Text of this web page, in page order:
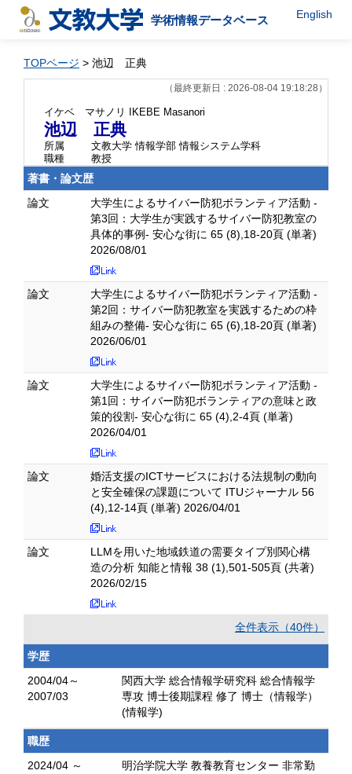
学術情報データベース English
TOPページ > 池辺 正典
（最終更新日 : 2026-08-04 19:18:28）
イケベ マサノリ IKEBE Masanori
池辺 正典
所属
文教大学 情報学部 情報システム学科
職種
教授
著書・論文歴
論文
大学生によるサイバー防犯ボランティア活動 -
第3回：大学生が実践するサイバー防犯教室の
具体的事例- 安心な街に 65 (8),18-20頁 (単著)
2026/08/01
論文
大学生によるサイバー防犯ボランティア活動 -
第2回：サイバー防犯教室を実践するための枠
組みの整備- 安心な街に 65 (6),18-20頁 (単著)
2026/06/01
論文
大学生によるサイバー防犯ボランティア活動 -
第1回：サイバー防犯ボランティアの意味と政
策的役割- 安心な街に 65 (4),2-4頁 (単著)
2026/04/01
論文
婚活支援のICTサービスにおける法規制の動向
と安全確保の課題について ITUジャーナル 56
(4),12-14頁 (単著) 2026/04/01
論文
LLMを用いた地域鉄道の需要タイプ別関心構
造の分析 知能と情報 38 (1),501-505頁 (共著)
2026/02/15
全件表示（40件）
学歴
2004/04～
2007/03
関西大学 総合情報学研究科 総合情報学
専攻 博士後期課程 修了 博士（情報学）
(情報学)
職歴
2024/04 ～
明治学院大学 教養教育センター 非常勤